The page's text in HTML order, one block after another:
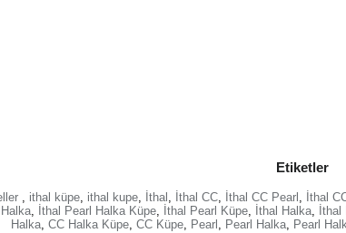
Etiketler
, ithal küpe, ithal kupe, İthal , İthal CC, İthal CC Pearl , İthal
, İthal Pearl Halka Küpe, İthal Pearl Küpe, İthal Halka,
Halka, CC Halka Küpe, CC Küpe, Pearl , Pearl Halka, Pearl